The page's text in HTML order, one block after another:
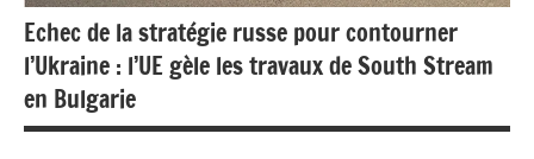
Echec de la stratégie russe pour contourner
l’Ukraine : l’UE gèle les travaux de South Stream
en Bulgarie